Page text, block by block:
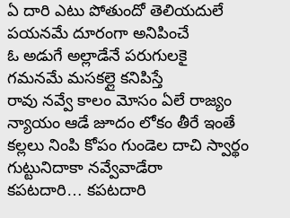
ఏ దారి ఎటు పోతుందో తెలియదులే
పయనమే దూరంగా అనిపించే
ఓ అడుగే అల్లాడేనే పరుగులకై
గమనమే మసకల్లై కనిపిస్తే
రావు నవ్వే కాలం మోసం ఏలే రాజ్యం
న్యాయం ఆడే జూదం లోకం తీరే ఇంతే
కల్లలు నింపి కోపం గుండెల దాచి స్వార్థం
గుట్టునిదాకా నవ్వేవాడేరా
కపటదారి… కపటదారి